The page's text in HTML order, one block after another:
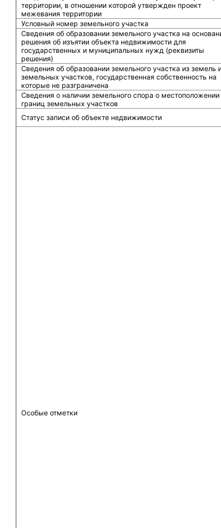
территории, в отношении которой утвержден проект
межевания территории
Условный номер земельного участка
Сведения об образовании земельного участка на
решения об изъятии объекта недвижимости для
государственных и муниципальных нужд (реквизиты
решения)
Сведения об образовании земельного участка из земель
земельных участков, государственная собственность на
которые не разграничена
Сведения о наличии земельного спора о местоположении
границ земельных участков
Статус записи об объекте недвижимости
Особые отметки